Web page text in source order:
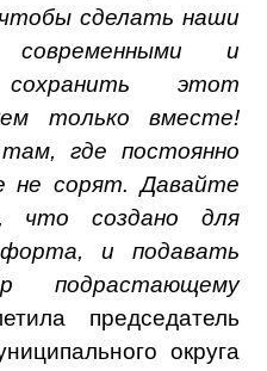
сделать наши
и
этот
только вместе!
где постоянно
не сорят. Давайте
что создано для
и подавать
подрастающему
председатель
округа